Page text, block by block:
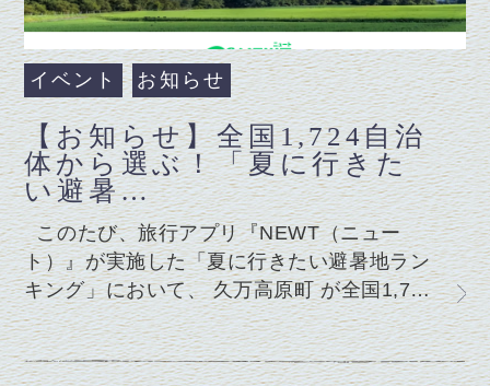
イベント お知らせ
【お知らせ】全国1,724自治
体から選ぶ！「夏に行きた
い避暑…
このたび、旅行アプリ『NEWT（ニュー
ト）』が実施した「夏に行きたい避暑地ラン
キング」において、 久万高原町 が全国1,7…